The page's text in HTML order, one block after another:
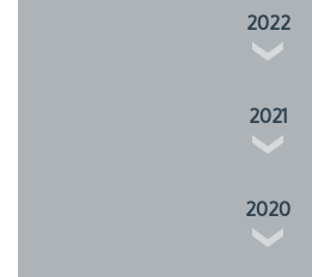
2022
2021
2020